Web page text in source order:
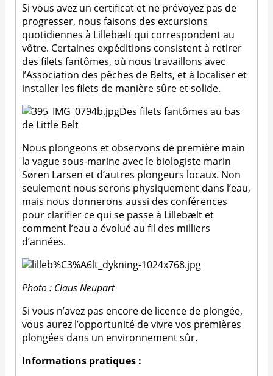
Si vous avez un certificat et ne prévoyez pas de
progresser, nous faisons des excursions
quotidiennes à Lillebælt qui correspondent au
vôtre. Certaines expéditions consistent à retirer
des filets fantômes, où nous travaillons avec
l’Association des pêches de Belts, et à localiser et
installer les filets de manière sûre et solide.
Des filets fantômes au bas
de Little Belt
Nous plongeons et observons de première main
la vague sous-marine avec le biologiste marin
Søren Larsen et d’autres plongeurs locaux. Non
seulement nous serons physiquement dans l’eau,
mais nous donnerons aussi des conférences
pour clarifier ce qui se passe à Lillebælt et
comment l’eau a évolué au fil des milliers
d’années.
Photo : Claus Neupart
Si vous n’avez pas encore de licence de plongée,
vous aurez l’opportunité de vivre vos premières
plongées dans un environnement sûr.
Informations pratiques :